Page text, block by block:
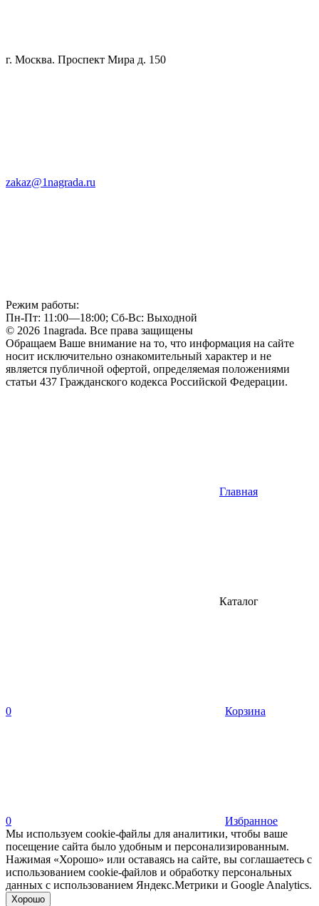
г. Москва. Проспект Мира д. 150
zakaz@1nagrada.ru
Режим работы:
Пн-Пт: 11:00—18:00; Сб-Вс: Выходной
© 2026 1nagrada. Все права защищены
Обращаем Ваше внимание на то, что информация на сайте
носит исключительно ознакомительный характер и не
является публичной офертой, определяемая положениями
статьи 437 Гражданского кодекса Российской Федерации.
Главная
Каталог
0 Корзина
0
Избранное
Мы используем cookie-файлы для аналитики, чтобы ваше
посещение сайта было удобным и персонализированным.
Нажимая «Хорошо» или оставаясь на сайте, вы соглашаетесь с
использованием cookie-файлов и обработку персональных
данных с использованием Яндекс.Метрики и Google Analytics.
Хорошо